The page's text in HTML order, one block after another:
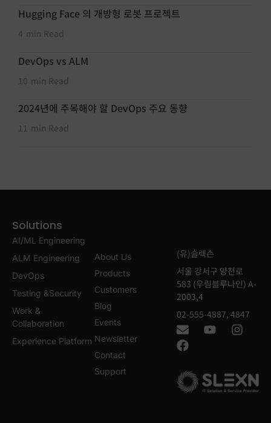
Hugging Face 의 개방형 로봇 프로젝트
4 min Read
DevOps vs ALM
10 min Read
2024년에 주목해야 할 DevOps 주요 동향
11 min Read
Solutions
AI/ML Engineering
ALM Engineering
DevOps
Testing &Security
Work &
Collaboration
Experience Platform
About Us
Products
Customers
Blog
Events
Newsletter
Contact
Support
(유)슬렉슨
서울 강서구 양천로
583 (우림블루나인) A-
2003,4
02-555-4887, 4847